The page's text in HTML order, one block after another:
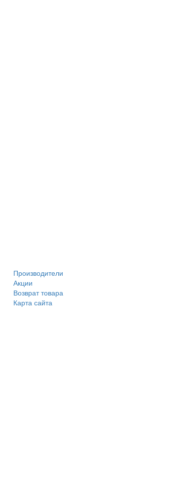
Производители
Акции
Возврат товара
Карта сайта